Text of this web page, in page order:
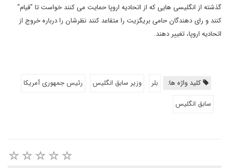
گذشته از انگلیسی هایی که از اتحادیه اروپا حمایت می کنند خواست تا "قیام"
کنند و رای دهندگان حامی بریگزیت را متقاعد کنند نظرشان را درباره خروج از
اتحادیه اروپا، تغییر دهند.
کلید واژه ها: بلر وزیر سابق انگلیس
رئیس جمهوری آمریکا
سابق انگلیس